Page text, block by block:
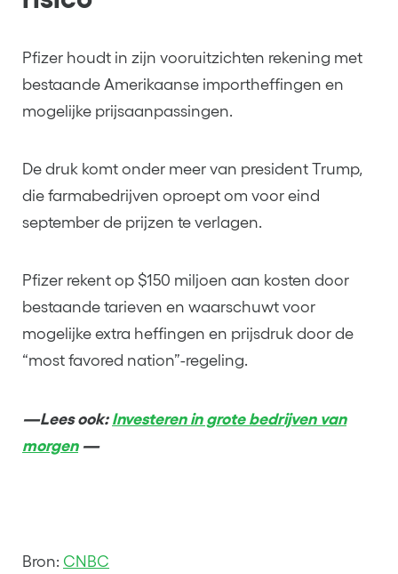
Pfizer houdt in zijn vooruitzichten rekening met
bestaande Amerikaanse importheffingen en
mogelijke prijsaanpassingen.
De druk komt onder meer van president Trump,
die farmabedrijven oproept om voor eind
september de prijzen te verlagen.
Pfizer rekent op $150 miljoen aan kosten door
bestaande tarieven en waarschuwt voor
mogelijke extra heffingen en prijsdruk door de
“most favored nation”-regeling.
—Lees ook: Investeren in grote bedrijven van
morgen—
Bron: CNBC